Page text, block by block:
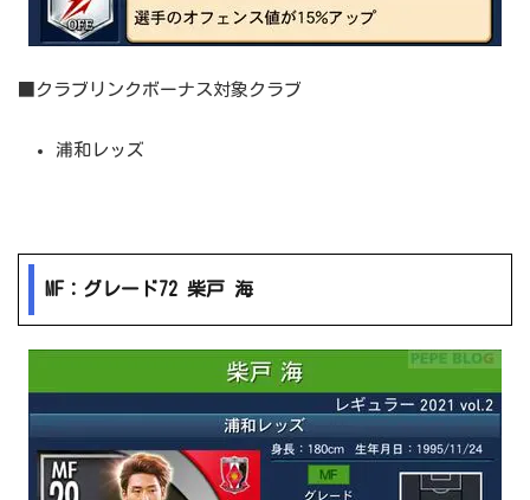
■クラブリンクボーナス対象クラブ
浦和レッズ
MF：グレード72 柴戸 海